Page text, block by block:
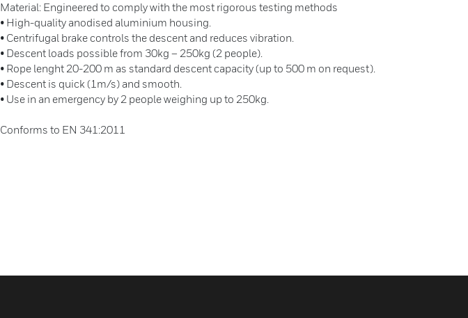
Material: Engineered to comply with the most rigorous testing methods
• High-quality anodised aluminium housing.
• Centrifugal brake controls the descent and reduces vibration.
• Descent loads possible from 30kg – 250kg (2 people).
• Rope lenght 20-200 m as standard descent capacity (up to 500 m on request).
• Descent is quick (1m/s) and smooth.
• Use in an emergency by 2 people weighing up to 250kg.
Conforms to EN 341:2011